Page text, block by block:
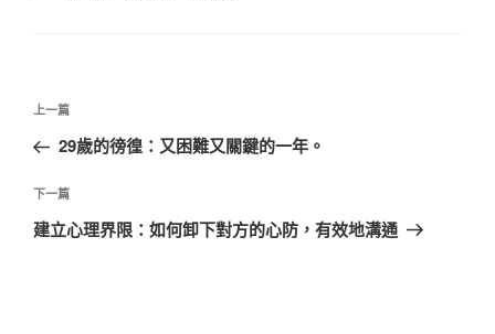
文
導
覽
上
一
文
章
上一篇
29歲的徬徨：又困難又關鍵的一年。
下
一
下一篇
建立心理界限：如何卸下對方的心防，有效地溝通